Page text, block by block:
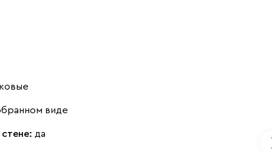
виде
да